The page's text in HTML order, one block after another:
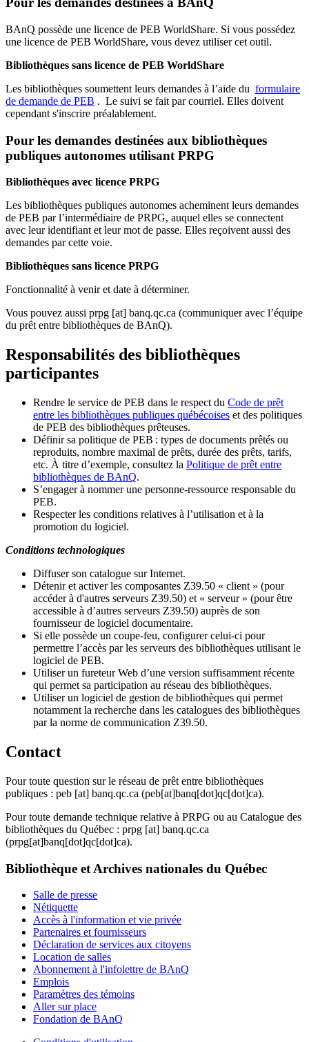
BAnQ possède une licence de PEB WorldShare. Si vous possédez
une licence de PEB WorldShare, vous devez utiliser cet outil.
Bibliothèques sans licence de PEB WorldShare
Les bibliothèques soumettent leurs demandes à l’aide du formulaire
de demande de PEB . Le suivi se fait par courriel. Elles doivent
cependant s'inscrire préalablement.
Pour les demandes destinées aux bibliothèques
publiques autonomes utilisant PRPG
Bibliothèques avec licence PRPG
Les bibliothèques publiques autonomes acheminent leurs demandes
de PEB par l’intermédiaire de PRPG, auquel elles se connectent
avec leur identifiant et leur mot de passe. Elles reçoivent aussi des
demandes par cette voie.
Bibliothèques sans licence PRPG
Fonctionnalité à venir et date à déterminer.
Vous pouvez aussi prpg [at] banq.qc.ca (communiquer avec l’équipe
du prêt entre bibliothèques de BAnQ).
Responsabilités des bibliothèques
participantes
Rendre le service de PEB dans le respect du Code de prêt
entre les bibliothèques publiques québécoises et des politiques
de PEB des bibliothèques prêteuses.
Définir sa politique de PEB : types de documents prêtés ou
reproduits, nombre maximal de prêts, durée des prêts, tarifs,
etc. À titre d’exemple, consultez la Politique de prêt entre
bibliothèques de BAnQ.
S’engager à nommer une personne-ressource responsable du
PEB.
Respecter les conditions relatives à l’utilisation et à la
promotion du logiciel.
Conditions technologiques
Diffuser son catalogue sur Internet.
Détenir et activer les composantes Z39.50 « client » (pour
accéder à d'autres serveurs Z39.50) et « serveur » (pour être
accessible à d’autres serveurs Z39.50) auprès de son
fournisseur de logiciel documentaire.
Si elle possède un coupe-feu, configurer celui-ci pour
permettre l’accès par les serveurs des bibliothèques utilisant le
logiciel de PEB.
Utiliser un fureteur Web d’une version suffisamment récente
qui permet sa participation au réseau des bibliothèques.
Utiliser un logiciel de gestion de bibliothèques qui permet
notamment la recherche dans les catalogues des bibliothèques
par la norme de communication Z39.50.
Contact
Pour toute question sur le réseau de prêt entre bibliothèques
publiques : peb [at] banq.qc.ca (peb[at]banq[dot]qc[dot]ca).
Pour toute demande technique relative à PRPG ou au Catalogue des
bibliothèques du Québec : prpg [at] banq.qc.ca
(prpg[at]banq[dot]qc[dot]ca).
Bibliothèque et Archives nationales du Québec
Salle de presse
Nétiquette
Accès à l'information et vie privée
Partenaires et fournisseurs
Déclaration de services aux citoyens
Location de salles
Abonnement à l'infolettre de BAnQ
Emplois
Paramètres des témoins
Aller sur place
Fondation de BAnQ